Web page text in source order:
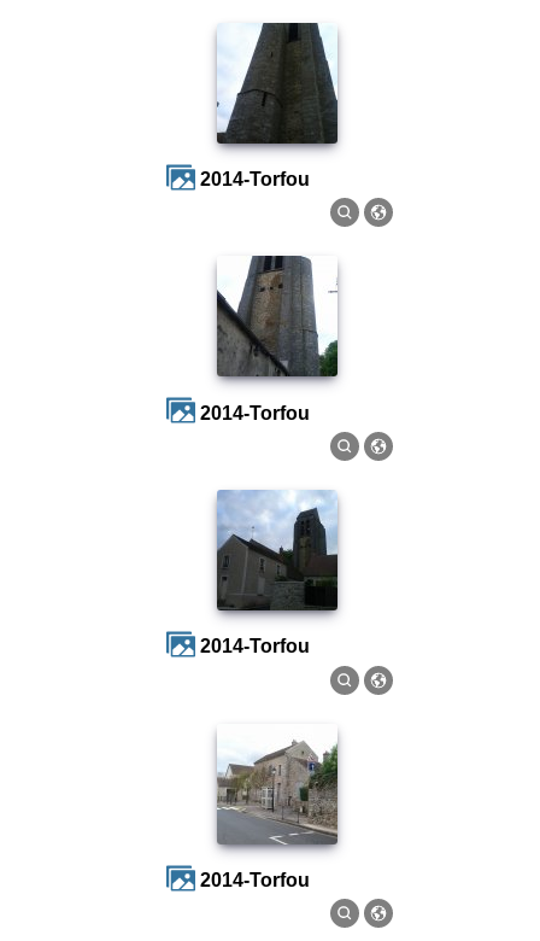
2014-Torfou
2014-Torfou
2014-Torfou
2014-Torfou